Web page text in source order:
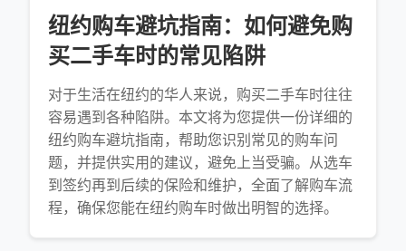
纽约购车避坑指南：如何避免购
买二手车时的常见陷阱
对于生活在纽约的华人来说，购买二手车时往往
容易遇到各种陷阱。本文将为您提供一份详细的
纽约购车避坑指南，帮助您识别常见的购车问
题，并提供实用的建议，避免上当受骗。从选车
到签约再到后续的保险和维护，全面了解购车流
程，确保您能在纽约购车时做出明智的选择。